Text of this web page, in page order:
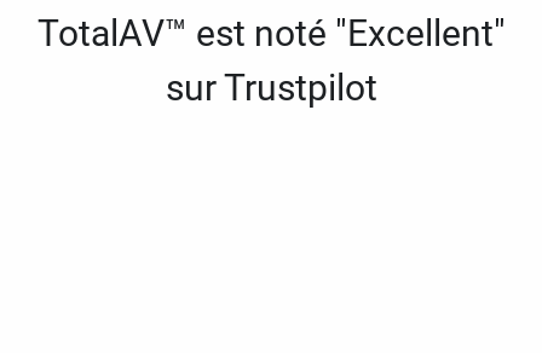
TotalAV™ est noté "Excellent"
sur Trustpilot